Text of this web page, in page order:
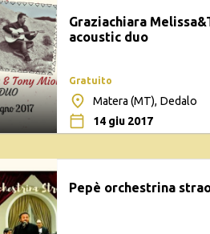
Graziachiara
acoustic duo
Gratuito
Matera (MT), Dedalo
14 giu 2017
Pepè orchestrina